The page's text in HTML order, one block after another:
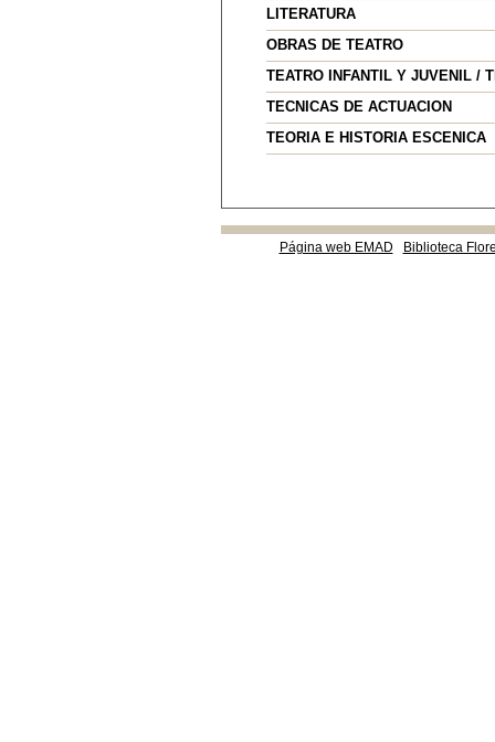
LITERATURA
OBRAS DE TEATRO
TEATRO INFANTIL Y JUVENIL /
TECNICAS DE ACTUACION
TEORIA E HISTORIA ESCENICA
Página web EMAD Biblioteca